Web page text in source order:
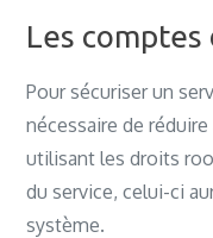
Les comptes
Pour sécuriser un
nécessaire de
utilisant les droits
du service, celui-ci
système.